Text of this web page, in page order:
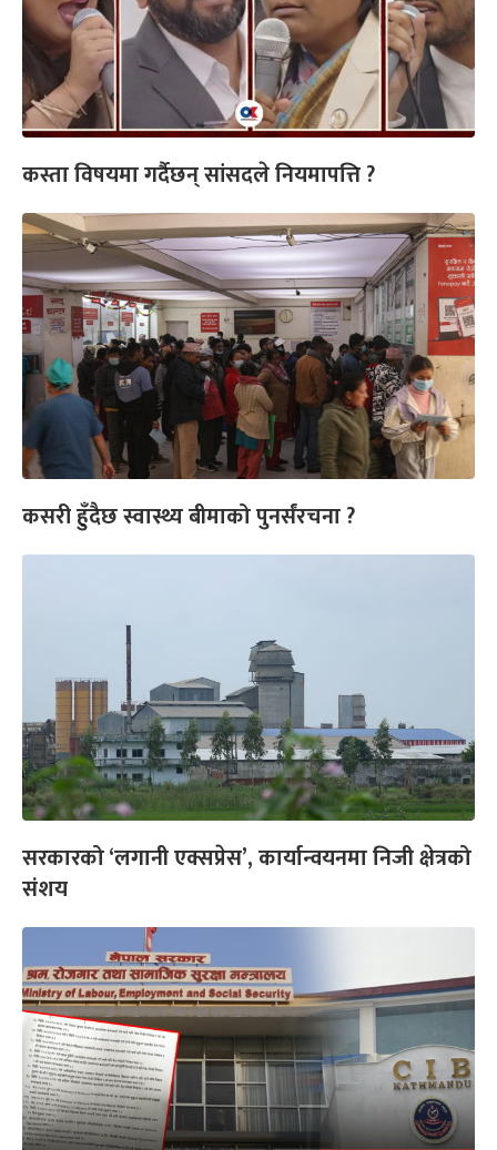
कस्ता विषयमा गर्दैछन् सांसदले नियमापत्ति ?
कसरी हुँदैछ स्वास्थ्य बीमाको पुनर्संरचना ?
सरकारको ‘लगानी एक्सप्रेस’, कार्यान्वयनमा निजी क्षेत्रको
संशय